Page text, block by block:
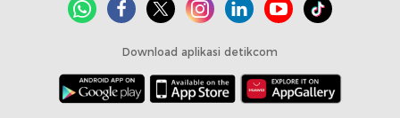
Download aplikasi detikcom